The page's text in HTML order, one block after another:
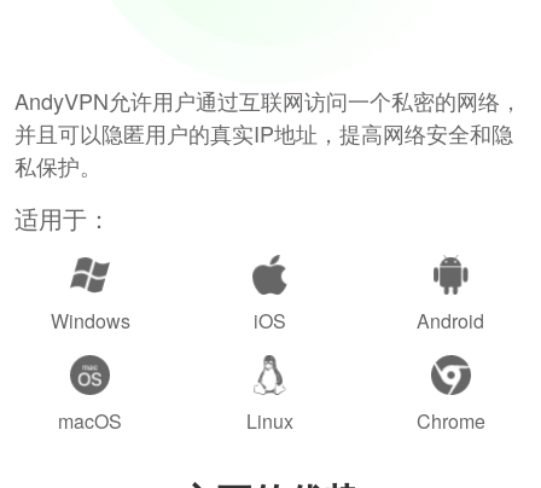
AndyVPN允许用户通过互联网访问一个私密的网络，
并且可以隐匿用户的真实IP地址，提高网络安全和隐
私保护。
适用于：
Windows iOS Android
macOS Linux Chrome